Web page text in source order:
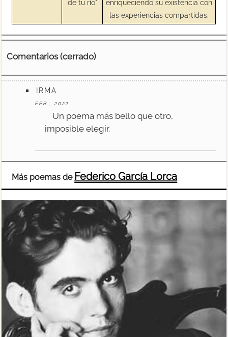
de tu río"
enriqueciendo su existencia con
las experiencias compartidas.
Comentarios (cerrado)
IRMA
FEB., 2022
Un poema más bello que otro,
imposible elegir.
Más poemas de Federico García Lorca